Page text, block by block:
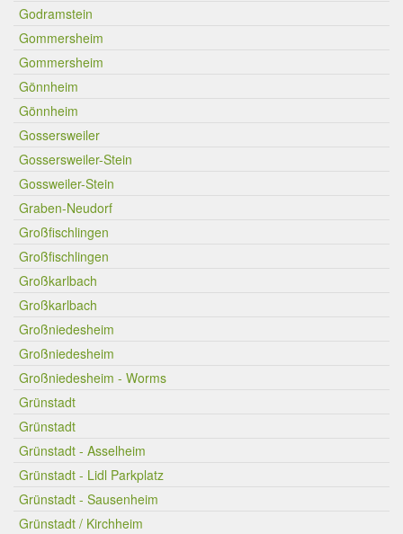
Godramstein
Gommersheim
Gommersheim
Gönnheim
Gönnheim
Gossersweiler
Gossersweiler-Stein
Gossweiler-Stein
Graben-Neudorf
Großfischlingen
Großfischlingen
Großkarlbach
Großkarlbach
Großniedesheim
Großniedesheim
Großniedesheim - Worms
Grünstadt
Grünstadt
Grünstadt - Asselheim
Grünstadt - Lidl Parkplatz
Grünstadt - Sausenheim
Grünstadt / Kirchheim